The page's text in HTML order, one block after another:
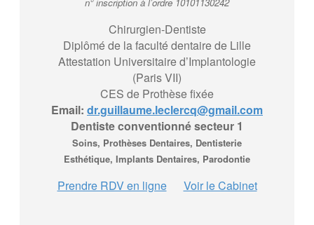
n° inscription à l’ordre 10101130242
Chirurgien-Dentiste
Diplômé de la faculté dentaire de Lille
Attestation Universitaire d’Implantologie
(Paris VII)
CES de Prothèse fixée
Email: dr.guillaume.leclercq@gmail.com
Dentiste conventionné secteur 1
Soins, Prothèses Dentaires, Dentisterie
Esthétique, Implants Dentaires, Parodontie
Prendre RDV en ligne Voir le Cabinet